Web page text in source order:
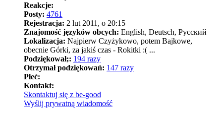
Reakcje:
Posty: 4761
Rejestracja: 2 lut 2011, o 20:15
Znajomość języków obcych: English, Deutsch, Pусский
Lokalizacja: Najpierw Czyżykowo, potem Bajkowe,
obecnie Górki, za jakiś czas - Rokitki :( ...
Podziękował;: 194 razy
Otrzymał podziękowań: 147 razy
Płeć:
Kontakt:
Skontaktuj się z be-good
Wyślij prywatną wiadomość